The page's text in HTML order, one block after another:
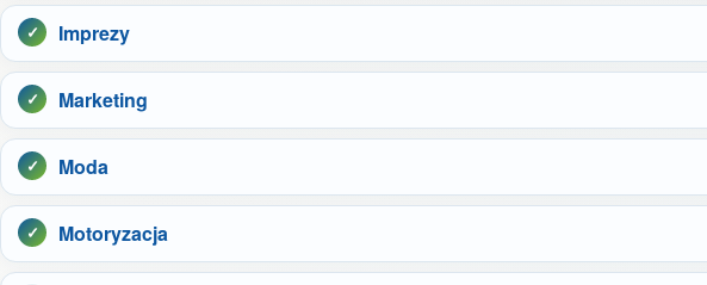
Imprezy
Marketing
Moda
Motoryzacja